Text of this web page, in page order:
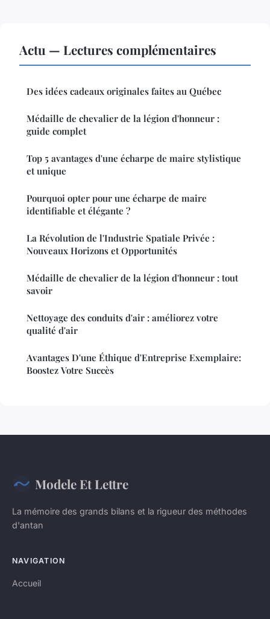
Actu — Lectures complémentaires
Des idées cadeaux originales faites au Québec
Médaille de chevalier de la légion d'honneur :
guide complet
Top 5 avantages d'une écharpe de maire stylistique
et unique
Pourquoi opter pour une écharpe de maire
identifiable et élégante ?
La Révolution de l'Industrie Spatiale Privée :
Nouveaux Horizons et Opportunités
Médaille de chevalier de la légion d'honneur : tout
savoir
Nettoyage des conduits d'air : améliorez votre
qualité d'air
Avantages D'une Éthique d'Entreprise Exemplaire:
Boostez Votre Succès
Modele Et Lettre
La mémoire des grands bilans et la rigueur des méthodes
d'antan
NAVIGATION
Accueil